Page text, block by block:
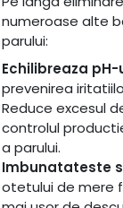
numeroase alte
parului:
Echilibreaza
prevenirea
Reduce excesul
controlul
a parului.
Imbunatateste
otetului de mere